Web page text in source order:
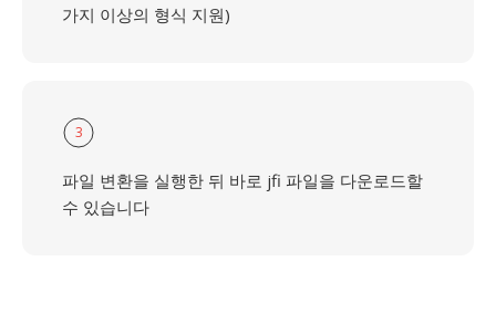
가지 이상의 형식 지원)
3
파일 변환을 실행한 뒤 바로 jfi 파일을 다운로드할
수 있습니다